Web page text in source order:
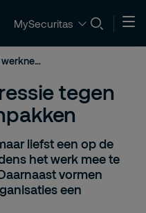
MySecuritas
Whitepaper: Agressie tegen werknemers aanpakken
tegen
liefst een op de
het werk mee te
vormen
een